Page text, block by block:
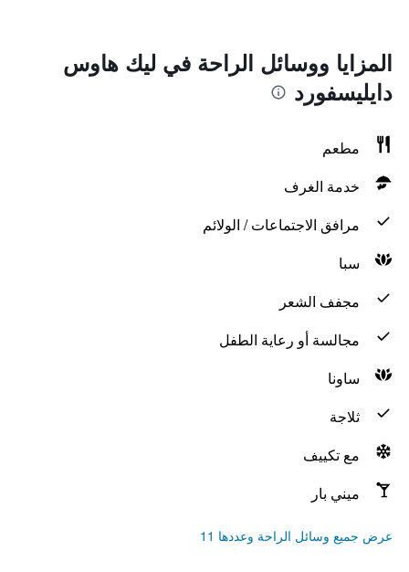
المزايا ووسائل الراحة في ليك هاوس
دايليسفورد
مطعم
خدمة الغرف
مرافق الاجتماعات / الولائم
سبا
مجفف الشعر
مجالسة أو رعاية الطفل
ساونا
ثلاجة
مع تكييف
ميني بار
عرض جميع وسائل الراحة وعددها 11